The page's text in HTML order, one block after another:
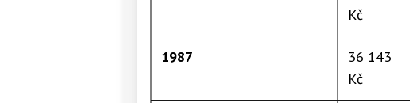
Kč
1987
36 143
Kč